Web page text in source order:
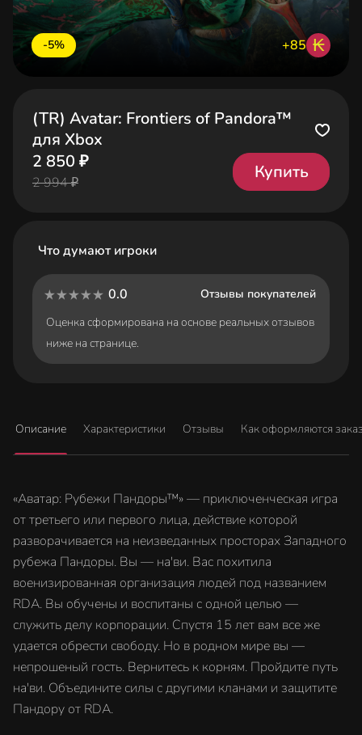
-5% +85 ₭
(TR) Avatar: Frontiers of Pandora™
для Xbox
2 850 ₽
2 994 ₽
Купить
Что думают игроки
0.0
Отзывы покупателей
Оценка сформирована на основе реальных отзывов
ниже на странице.
Описание Характеристики Отзывы Как оформляются
«Аватар: Рубежи Пандоры™» — приключенческая игра
от третьего или первого лица, действие которой
разворачивается на неизведанных просторах Западного
рубежа Пандоры. Вы — на'ви. Вас похитила
военизированная организация людей под названием
RDA. Вы обучены и воспитаны с одной целью —
служить делу корпорации. Спустя 15 лет вам все же
удается обрести свободу. Но в родном мире вы —
непрошеный гость. Вернитесь к корням. Пройдите путь
на'ви. Объедините силы с другими кланами и защитите
Пандору от RDA.